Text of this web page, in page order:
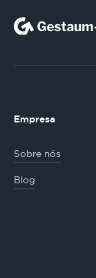
Empresa
Sobre nós
Blog